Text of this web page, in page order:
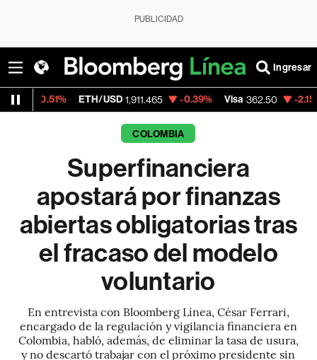
PUBLICIDAD
Ingresar
ETH/USD 1,911.465 -0.39% Visa 362.50 -2.15%
COLOMBIA
Superfinanciera
apostará por finanzas
abiertas obligatorias tras
el fracaso del modelo
voluntario
En entrevista con Bloomberg Línea, César Ferrari,
encargado de la regulación y vigilancia financiera en
Colombia, habló, además, de eliminar la tasa de usura,
y no descartó trabajar con el próximo presidente sin